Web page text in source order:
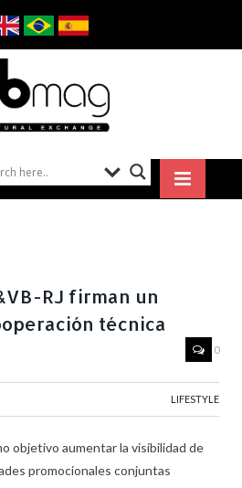
RJ firman un
técnica
0
LIFESTYLE
objetivo aumentar la visibilidad de
promocionales conjuntas